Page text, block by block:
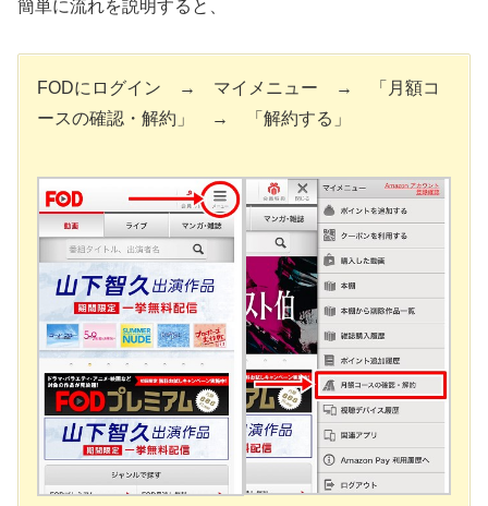
簡単に流れを説明すると、
FODにログイン → マイメニュー → 「月額コ
ースの確認・解約」 → 「解約する」